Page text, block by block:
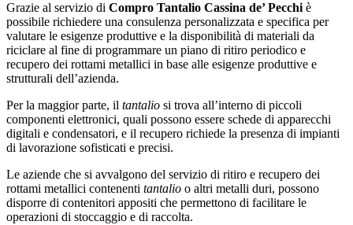
Grazie al servizio di Compro Tantalio Cassina de’ Pecchi è
possibile richiedere una consulenza personalizzata e specifica per
valutare le esigenze produttive e la disponibilità di materiali da
riciclare al fine di programmare un piano di ritiro periodico e
recupero dei rottami metallici in base alle esigenze produttive e
strutturali dell’azienda.
Per la maggior parte, il tantalio si trova all’interno di piccoli
componenti elettronici, quali possono essere schede di apparecchi
digitali e condensatori, e il recupero richiede la presenza di impianti
di lavorazione sofisticati e precisi.
Le aziende che si avvalgono del servizio di ritiro e recupero dei
rottami metallici contenenti tantalio o altri metalli duri, possono
disporre di contenitori appositi che permettono di facilitare le
operazioni di stoccaggio e di raccolta.